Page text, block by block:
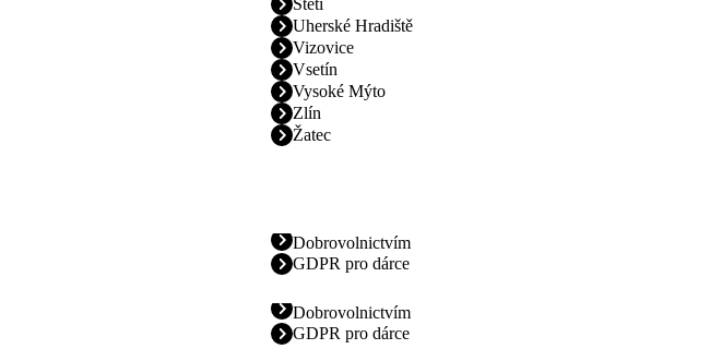
Štětí
Uherské Hradiště
Vizovice
Vsetín
Vysoké Mýto
Zlín
Žatec
Dobrovolnictvím
GDPR pro dárce
Dobrovolnictvím
GDPR pro dárce